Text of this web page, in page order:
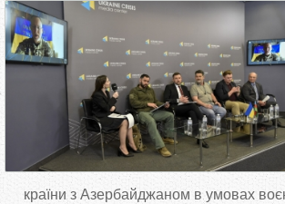
и
є
країни з Азербайджаном в умовах